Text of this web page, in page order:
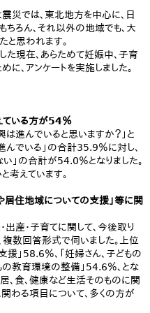
では、東北地方を中心に、日
ろん、それ以外の地域でも、大
と思われます。
現在、あらためて妊娠中、子育
、アンケートを実施しました。
ている方が54％
は進んでいると思いますか？」と
んでいる」の合計35.9％に対し、
い」の合計が54.0％となりました。
考えています。
住地域についての支援」等に関
産・子育てに関して、今後取り
複数回答形式で伺いました。上位
」58.6％、「妊婦さん、子どもの
の教育環境の整備」54.6％、とな
、食、健康など生活そのものに関
わる項目について、多くの方が